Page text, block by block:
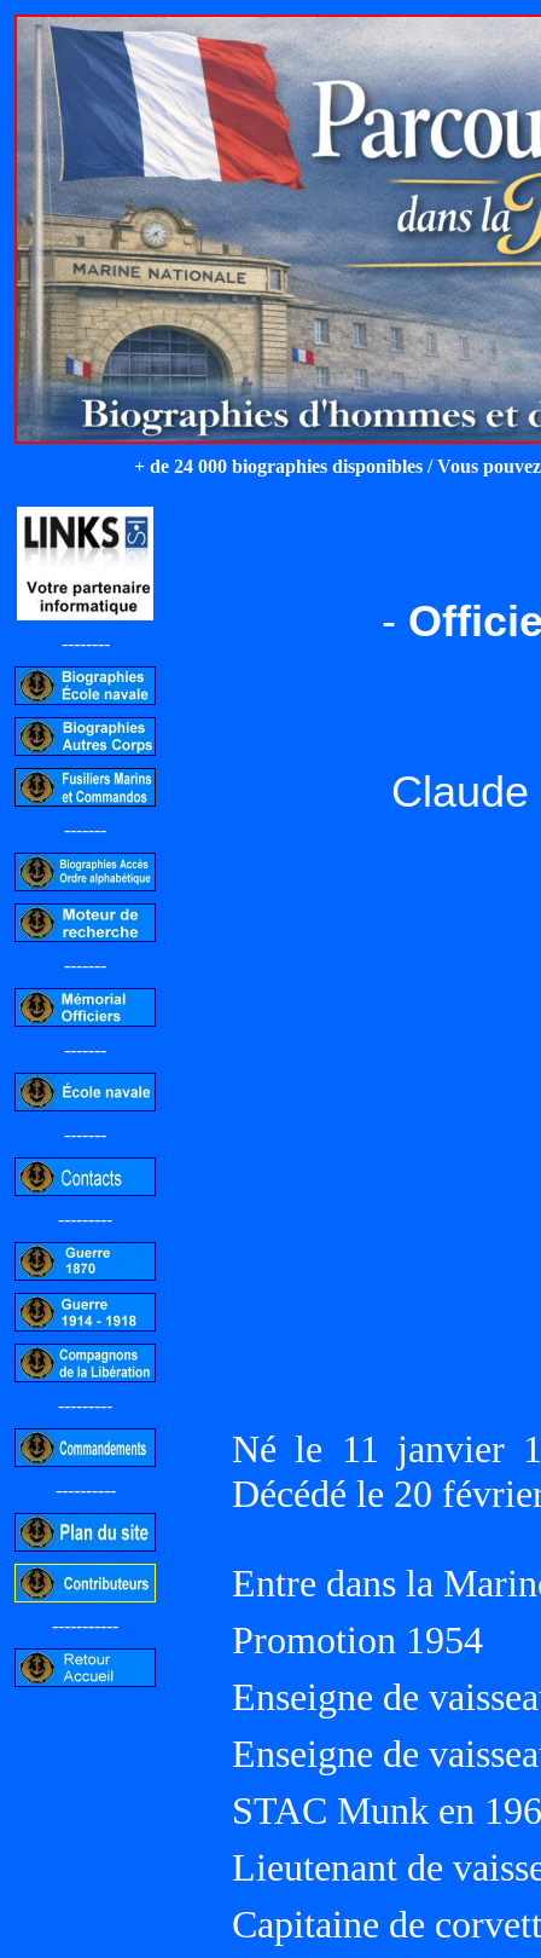
+ de 24 000 biographies disponibles / Vous
--------
-------
-------
-------
-------
---------
---------
----------
-----------
-
Claude
Né le 11 janvier
Décédé le 20
Entre dans la
Promotion 1954
Enseigne de
Enseigne de
STAC Munk en
Lieutenant de
Capitaine de